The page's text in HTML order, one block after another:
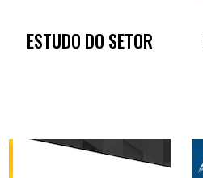
ESTUDO DO SETOR